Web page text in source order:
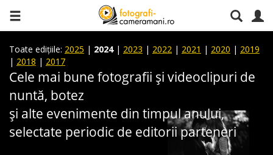
Toate edițiile: 2025 | 2024| 2023 | 2022 | 2021 | 2020 | 2019
| 2018 | 2017
Cele mai bune fotografii și videoclipuri de
nuntă, botez
și alte evenimente din timpul anului,
selectate periodic de editorii parteneri